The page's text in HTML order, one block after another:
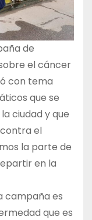
de
el cáncer
con tema
que se
ciudad y que
el
la parte de
en la
campaña es
que es